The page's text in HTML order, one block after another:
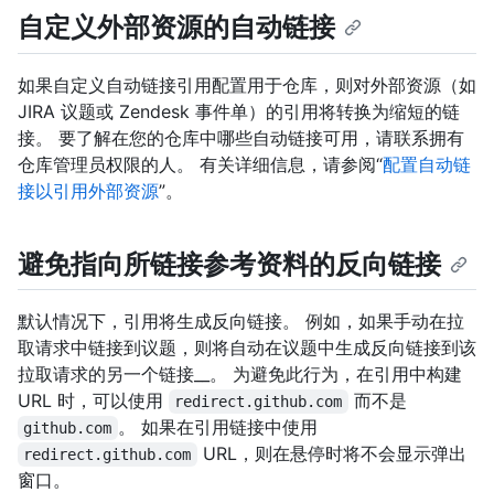
自定义外部资源的自动链接
如果自定义自动链接引用配置用于仓库，则对外部资源（如
JIRA 议题或 Zendesk 事件单）的引用将转换为缩短的链
接。 要了解在您的仓库中哪些自动链接可用，请联系拥有
仓库管理员权限的人。 有关详细信息，请参阅“配置自动链
接以引用外部资源”。
避免指向所链接参考资料的反向链接
默认情况下，引用将生成反向链接。 例如，如果手动在拉
取请求中链接到议题，则将自动在议题中生成反向链接到该
拉取请求的另一个链接__。 为避免此行为，在引用中构建
URL 时，可以使用
redirect.github.com 而不是
github.com 。 如果在引用链接中使用
redirect.github.com
URL，则在悬停时将不会显示弹出
窗口。